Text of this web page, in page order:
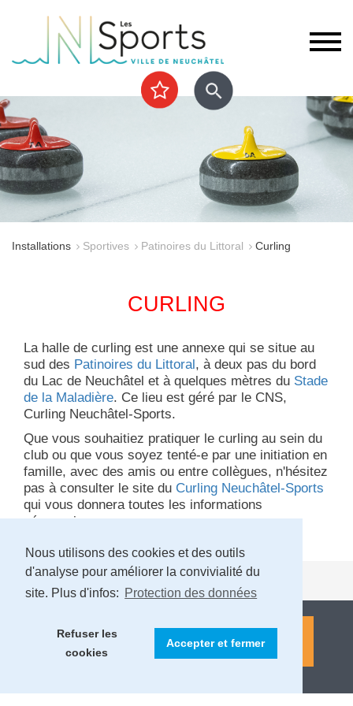
Nous utilisons des cookies et des outils
d'analyse pour améliorer la convivialité du
site. Plus d'infos: Protection des données
Refuser les
cookies
Accepter et fermer
Installations Sportives Patinoires du Littoral Curling
CURLING
La halle de curling est une annexe qui se situe au
sud des Patinoires du Littoral , à deux pas du bord
du Lac de Neuchâtel et à quelques mètres du Stade
de la Maladière. Ce lieu est géré par le CNS,
Curling Neuchâtel-Sports.
Que vous souhaitiez pratiquer le curling au sein du
club ou que vous soyez tenté-e par une initiation en
famille, avec des amis ou entre collègues, n'hésitez
pas à consulter le site du Curling Neuchâtel-Sports
qui vous donnera toutes les informations
nécessaires.